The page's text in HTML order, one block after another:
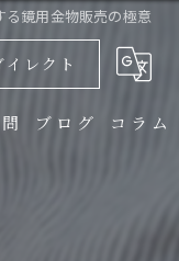
鏡用金物販売の極意
レクト
ブログ コラム